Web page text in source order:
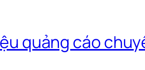
quảng cáo